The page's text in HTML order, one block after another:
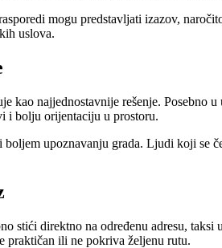
mogu predstavljati izazov,
uslova.
kao najjednostavnije rešenje. Posebno
i bolju orijentaciju u prostoru.
upoznavanju grada. Ljudi koji se
stići direktno na određenu adresu,
praktičan ili ne pokriva željenu rutu.